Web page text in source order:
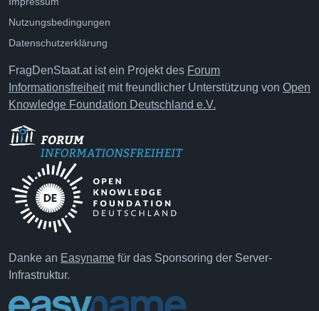
Nutzungsbedingungen
Datenschutzerklärung
FragDenStaat.at ist ein Projekt des Forum
Informationsfreiheitmit freundlicher Unterstützung von Open
Knowledge Foundation Deutschland e.V.
Danke an Easyname für das Sponsoring der Server-
Infrastruktur.